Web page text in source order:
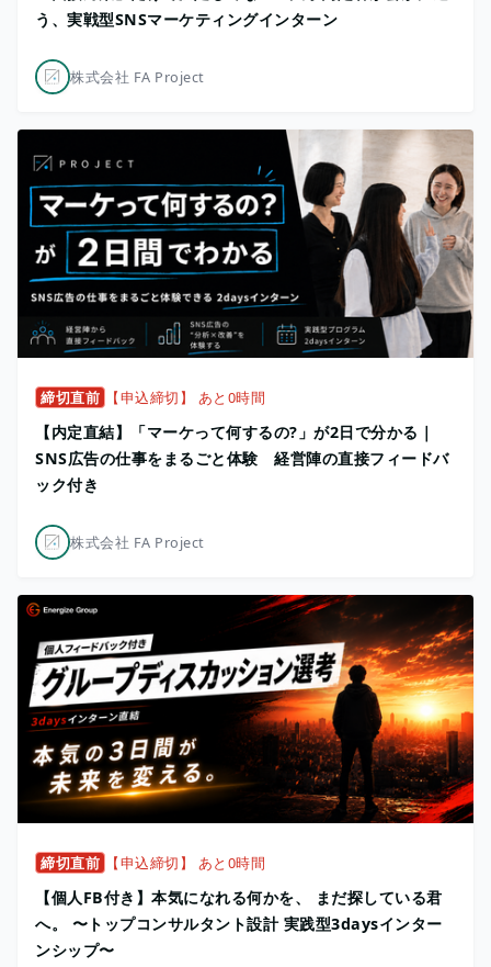
う、実戦型SNSマーケティングインターン
株式会社 FA Project
締切直前 【申込締切】 あと0時間
【内定直結】「マーケって何するの?」が2日で分かる｜
SNS広告の仕事をまるごと体験 経営陣の直接フィードバ
ック付き
株式会社 FA Project
締切直前 【申込締切】 あと0時間
【個人FB付き】本気になれる何かを、 まだ探している君
へ。 〜トップコンサルタント設計 実践型3daysインター
ンシップ〜